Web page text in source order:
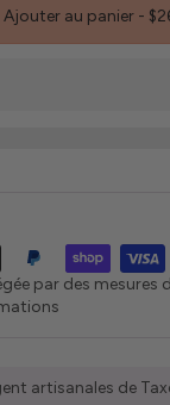
Ajouter au panier -
par des mesures
artisanales de